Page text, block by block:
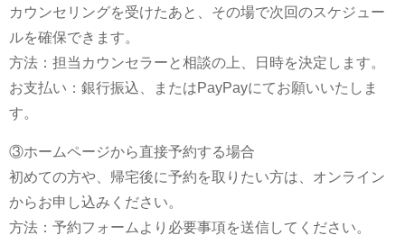
カウンセリングを受けたあと、その場で次回のスケジュー
ルを確保できます。
方法：担当カウンセラーと相談の上、日時を決定します。
お支払い：銀行振込、またはPayPayにてお願いいたしま
す。
③ホームページから直接予約する場合
初めての方や、帰宅後に予約を取りたい方は、オンライン
からお申し込みください。
方法：予約フォームより必要事項を送信してください。